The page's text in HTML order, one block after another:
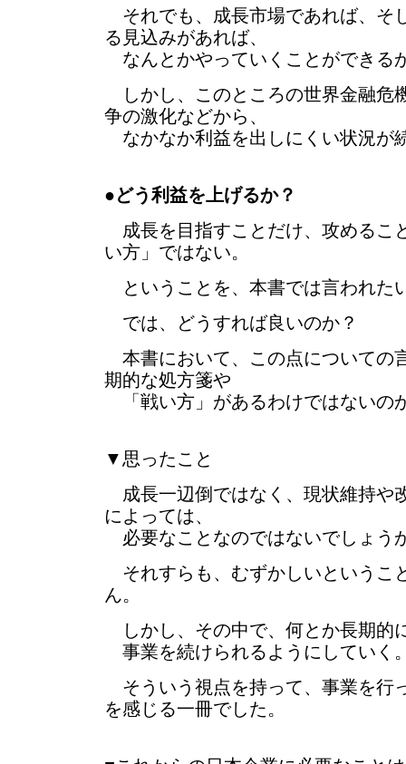
それでも、成長市場であれば、そ
る見込みがあれば、
なんとかやっていくことができる
しかし、このところの世界金融危
争の激化などから、
なかなか利益を出しにくい状況が
●どう利益を上げるか？
成長を目指すことだけ、攻めるこ
い方」ではない。
ということを、本書では言われた
では、どうすれば良いのか？
本書において、この点についての
期的な処方箋や
「戦い方」があるわけではないの
▼思ったこと
成長一辺倒ではなく、現状維持や
によっては、
必要なことなのではないでしょう
それすらも、むずかしいというこ
ん。
しかし、その中で、何とか長期的
事業を続けられるようにしていく
そういう視点を持って、事業を行
を感じる一冊でした。